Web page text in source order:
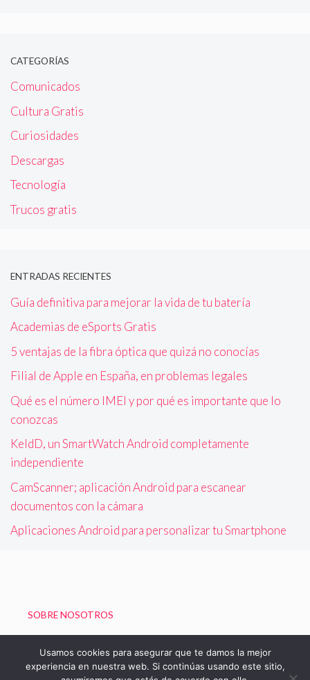
CATEGORÍAS
Comunicados
Cultura Gratis
Curiosidades
Descargas
Tecnología
Trucos gratis
ENTRADAS RECIENTES
Guía definitiva para mejorar la vida de tu batería
Academias de eSports Gratis
5 ventajas de la fibra óptica que quizá no conocías
Filial de Apple en España, en problemas legales
Qué es el número IMEI y por qué es importante que lo
conozcas
KeldD, un SmartWatch Android completamente
independiente
CamScanner; aplicación Android para escanear
documentos con la cámara
Aplicaciones Android para personalizar tu Smartphone
SOBRE NOSOTROS
Usamos cookies para asegurar que te damos la mejor
experiencia en nuestra web. Si continúas usando este sitio,